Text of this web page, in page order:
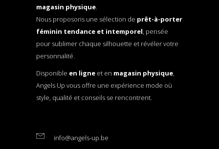
magasin physique.
Nous proposons une sélection de prêt-à-porter
féminin tendance et intemporel, pensée
pour sublimer chaque silhouette et révéler votre
personnalité.
Disponible en ligne et en magasin physique,
Angels Up vous offre une expérience mode où
style, qualité et conseils se rencontrent.
info@angels-up.be